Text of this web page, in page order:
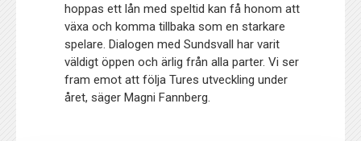
hoppas ett lån med speltid kan få honom att
växa och komma tillbaka som en starkare
spelare. Dialogen med Sundsvall har varit
väldigt öppen och ärlig från alla parter. Vi ser
fram emot att följa Tures utveckling under
året, säger Magni Fannberg.